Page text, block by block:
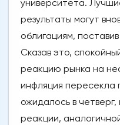
университета.
результаты могут
облигациям,
Сказав это,
реакцию рынка на
инфляция пересекла
ожидалось в
реакции,